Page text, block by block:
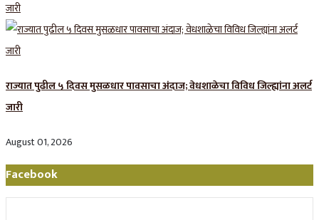
राज्यात पुढील ५ दिवस मुसळधार पावसाचा अंदाज; वेधशाळेचा विविध जिल्ह्यांना अलर्ट
जारी
August 01, 2026
Facebook